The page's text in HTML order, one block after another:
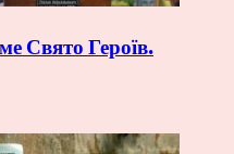
Свято Героїв.